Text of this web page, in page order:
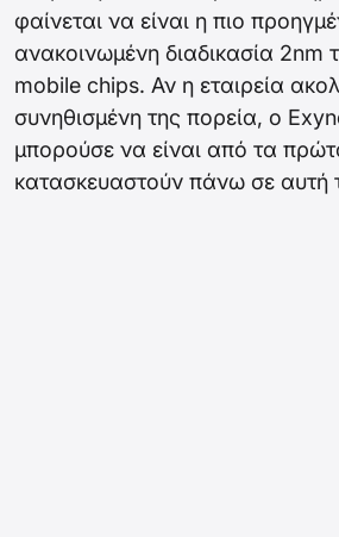
φαίνεται να είναι η πιο
ανακοινωμένη διαδικασία 2nm
mobile chips. Αν η εταιρεία
συνηθισμένη της πορεία, ο
μπορούσε να είναι από τα
κατασκευαστούν πάνω σε αυτή